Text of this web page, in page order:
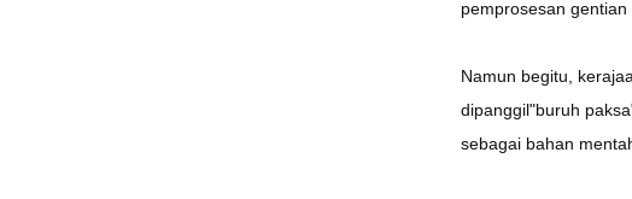
pemprosesan gentian
Namun begitu,
dipanggil"buruh
sebagai bahan